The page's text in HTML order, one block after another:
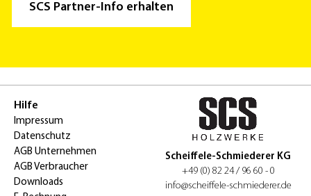
SCS Partner-Info erhalten
Hilfe
Impressum
Datenschutz
AGB Unternehmen
AGB Verbraucher
Downloads
Scheiffele-Schmiederer KG
+49 (0) 82 24 / 96 60 - 0
info@scheiffele-schmiederer.de